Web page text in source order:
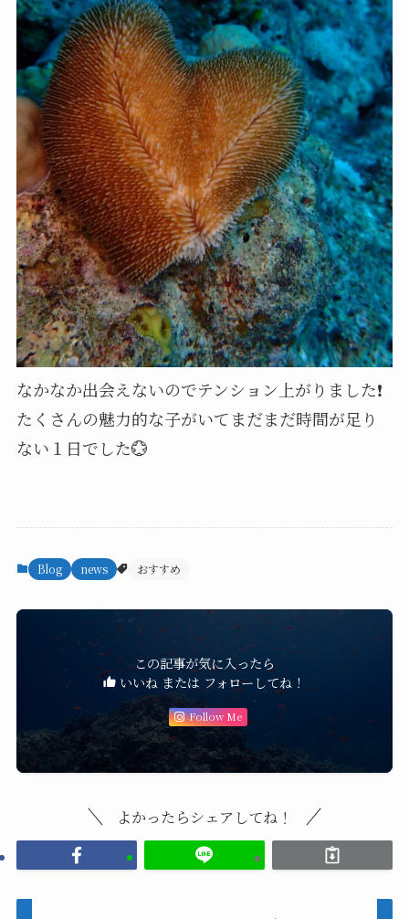
なかなか出会えないのでテンション上がりました❗
たくさんの魅力的な子がいてまだまだ時間が足り
ない１日でした💮
Blog news おすすめ
この記事が気に入ったら
いいね または フォローしてね！
Follow Me
よかったらシェアしてね！